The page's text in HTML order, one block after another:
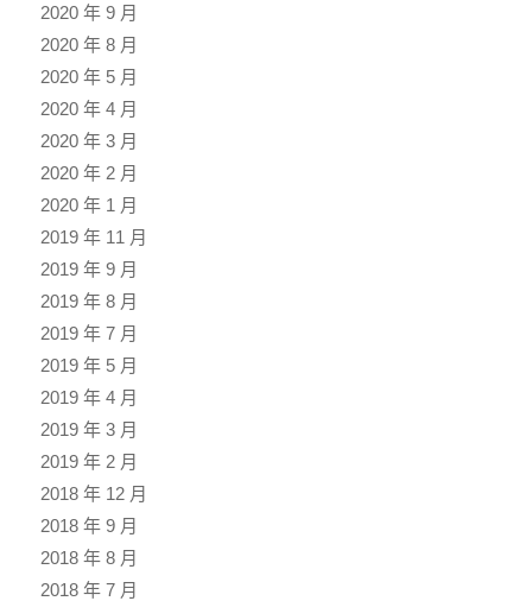
2020 年 9 月
2020 年 8 月
2020 年 5 月
2020 年 4 月
2020 年 3 月
2020 年 2 月
2020 年 1 月
2019 年 11 月
2019 年 9 月
2019 年 8 月
2019 年 7 月
2019 年 5 月
2019 年 4 月
2019 年 3 月
2019 年 2 月
2018 年 12 月
2018 年 9 月
2018 年 8 月
2018 年 7 月